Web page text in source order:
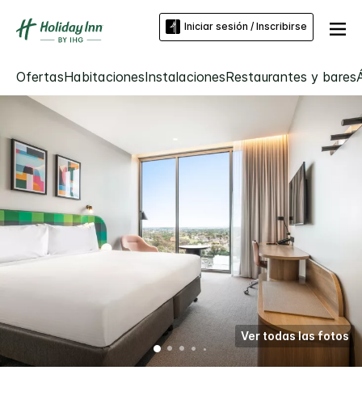
Iniciar sesión / Inscribirse
OfertasHabitacionesInstalacionesRestaurantes y bares
Ver todas las fotos